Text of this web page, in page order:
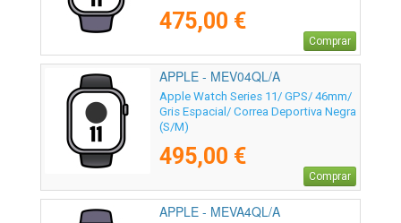
475,00 €
Comprar
APPLE - MEV04QL/A
Apple Watch Series 11/ GPS/ 46mm/
Gris Espacial/ Correa Deportiva Negra
(S/M)
495,00 €
Comprar
APPLE - MEVA4QL/A